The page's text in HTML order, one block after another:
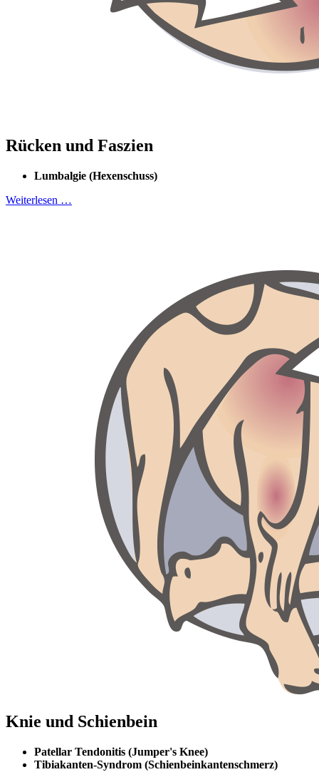
Rücken und Faszien
Lumbalgie (Hexenschuss)
Weiterlesen …
Knie und Schienbein
Patellar Tendonitis (Jumper's Knee)
Tibiakanten-Syndrom (Schienbeinkantenschmerz)